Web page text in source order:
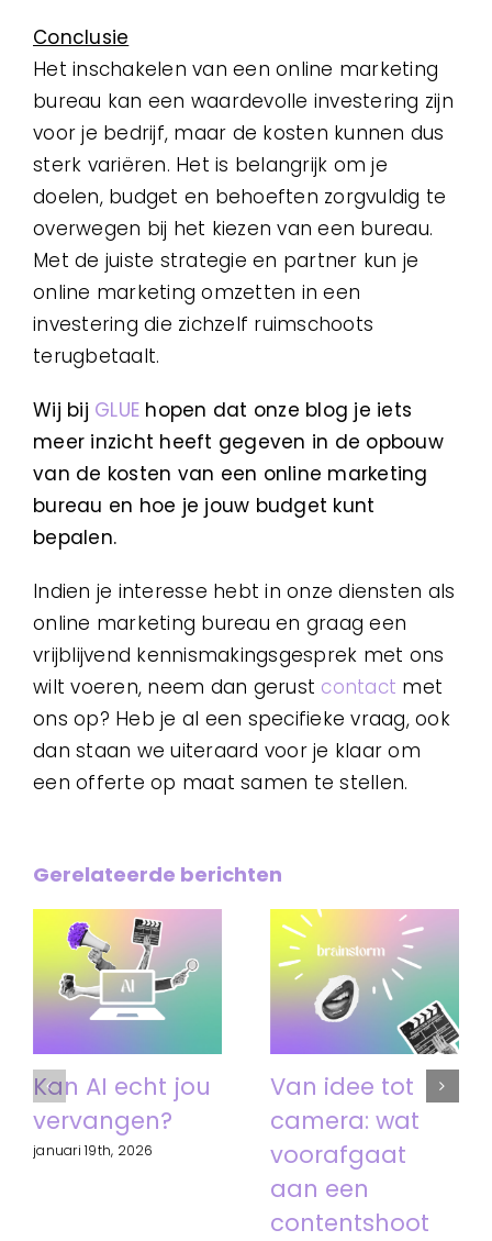
Conclusie
Het inschakelen van een online marketing
bureau kan een waardevolle investering zijn
voor je bedrijf, maar de kosten kunnen dus
sterk variëren. Het is belangrijk om je
doelen, budget en behoeften zorgvuldig te
overwegen bij het kiezen van een bureau.
Met de juiste strategie en partner kun je
online marketing omzetten in een
investering die zichzelf ruimschoots
terugbetaalt.
Wij bij GLUE hopen dat onze blog je iets
meer inzicht heeft gegeven in de opbouw
van de kosten van een online marketing
bureau en hoe je jouw budget kunt
bepalen.
Indien je interesse hebt in onze diensten als
online marketing bureau en graag een
vrijblijvend kennismakingsgesprek met ons
wilt voeren, neem dan gerust contact met
ons op? Heb je al een specifieke vraag, ook
dan staan we uiteraard voor je klaar om
een offerte op maat samen te stellen.
Gerelateerde berichten
Kan AI echt jou
vervangen?
januari 19th, 2026
Van idee tot
camera: wat
voorafgaat
aan een
contentshoot